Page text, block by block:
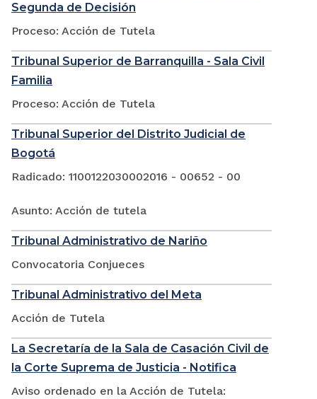
Segunda de Decisión
Proceso: Acción de Tutela
Tribunal Superior de Barranquilla - Sala Civil
Familia
Proceso: Acción de Tutela
Tribunal Superior del Distrito Judicial de
Bogotá
Radicado: 1100122030002016 - 00652 - 00
Asunto: Acción de tutela
Tribunal Administrativo de Nariño
Convocatoria Conjueces
Tribunal Administrativo del Meta
Acción de Tutela
La Secretaría de la Sala de Casación Civil de
la Corte Suprema de Justicia - Notifica
Aviso ordenado en la Acción de Tutela: